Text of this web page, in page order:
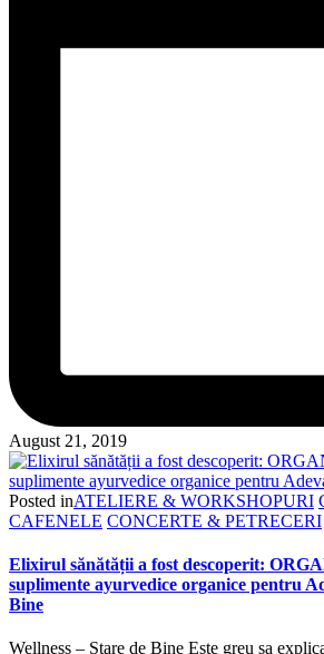
August 21, 2019
Posted inATELIERE & WORKSHOPURI
CAFENELE CONCERTE & PETRECERI
Elixirul sănătății a fost descoperit:
suplimente ayurvedice organice pentru
Bine
Wellness – Stare de Bine Este greu sa